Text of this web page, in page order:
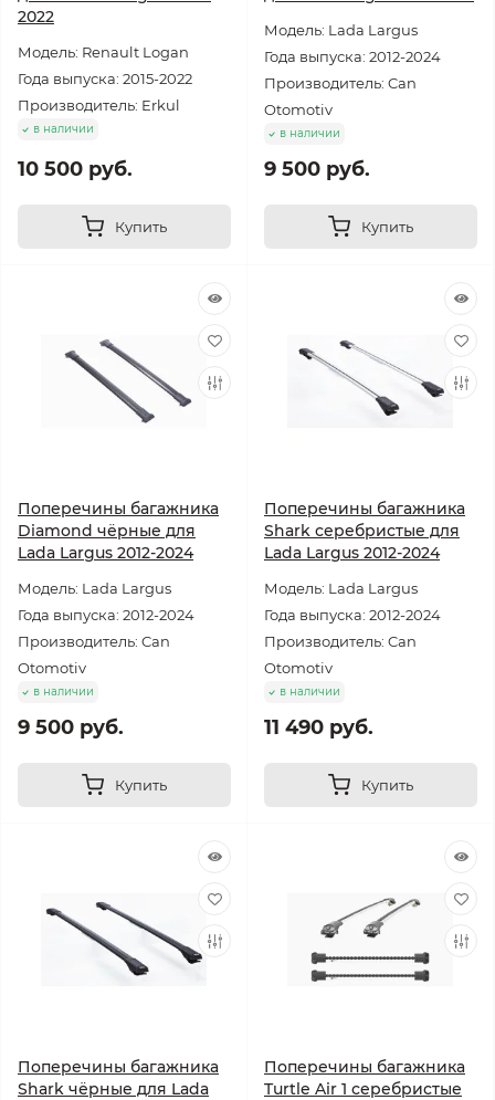
2022
Модель: Renault Logan
Года выпуска: 2015-2022
Производитель: Erkul
в наличии
10 500 руб.
Купить
Модель: Lada Largus
Года выпуска: 2012-2024
Производитель: Can
Otomotiv
в наличии
9 500 руб.
Купить
Поперечины багажника
Diamond чёрные для
Lada Largus 2012-2024
Модель: Lada Largus
Года выпуска: 2012-2024
Производитель: Can
Otomotiv
в наличии
9 500 руб.
Купить
Поперечины багажника
Shark серебристые для
Lada Largus 2012-2024
Модель: Lada Largus
Года выпуска: 2012-2024
Производитель: Can
Otomotiv
в наличии
11 490 руб.
Купить
Поперечины багажника
Shark чёрные для Lada
Поперечины багажника
Turtle Air 1 серебристые